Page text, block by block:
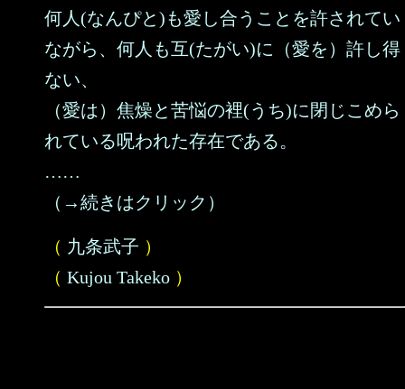
何人(なんぴと)も愛し合うことを許されてい
ながら、何人も互(たがい)に（愛を）許し得
ない、
（愛は）焦燥と苦悩の裡(うち)に閉じこめら
れている呪われた存在である。
……
（→続きはクリック）
（ 九条武子 ）
（ Kujou Takeko ）